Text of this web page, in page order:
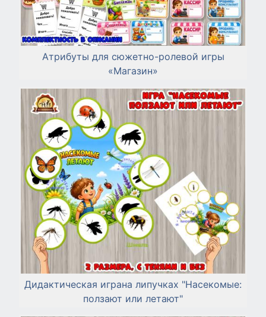
Атрибуты для сюжетно-ролевой игры
«Магазин»
Дидактическая играна липучках "Насекомые:
ползают или летают"